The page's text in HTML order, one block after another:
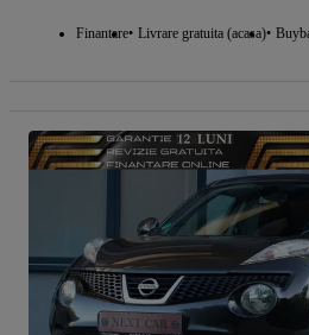
Finantare Livrare gratuita (acasa)